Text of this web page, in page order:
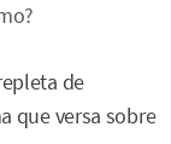
de
que versa sobre